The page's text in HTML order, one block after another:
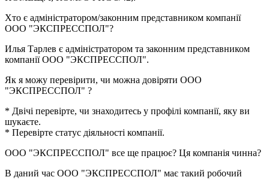
Хто є адміністратором/законним представником компанії
ООО "ЭКСПРЕССПОЛ"?
Илья Тарлев є адміністратором та законним представником
компанії ООО "ЭКСПРЕССПОЛ".
Як я можу перевірити, чи можна довіряти ООО
"ЭКСПРЕССПОЛ" ?
* Двічі перевірте, чи знаходитесь у профілі компанії, яку ви
шукаєте.
* Перевірте статус діяльності компанії.
ООО "ЭКСПРЕССПОЛ" все ще працює? Ця компанія чинна?
В даний час ООО "ЭКСПРЕССПОЛ" має такий робочий